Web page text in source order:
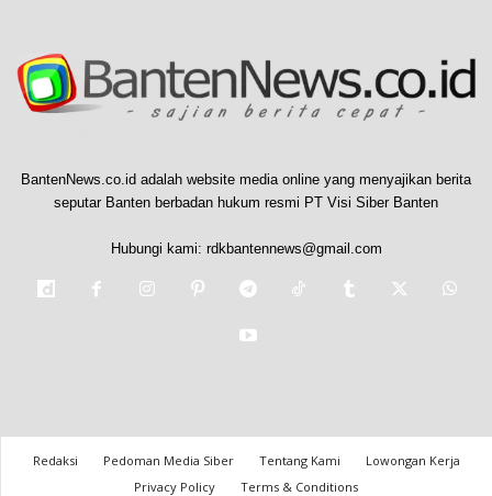
BantenNews.co.id adalah website media online yang menyajikan berita
seputar Banten berbadan hukum resmi PT Visi Siber Banten
Hubungi kami: rdkbantennews@gmail.com
Redaksi Pedoman Media Siber Tentang Kami
Lowongan Kerja
Privacy Policy
Terms & Conditions